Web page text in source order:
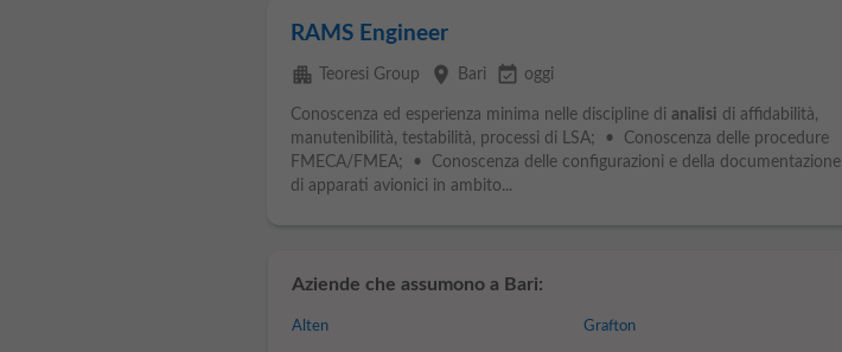
RAMS Engineer
apartment Teoresi Group place Bari event_available oggi
Conoscenza ed esperienza minima nelle discipline di analisi di affidabilità,
manutenibilità, testabilità, processi di LSA; • Conoscenza delle procedure
FMECA/FMEA; • Conoscenza delle configurazioni e della documentazione
di apparati avionici in ambito...
Aziende che assumono a Bari:
Alten Grafton